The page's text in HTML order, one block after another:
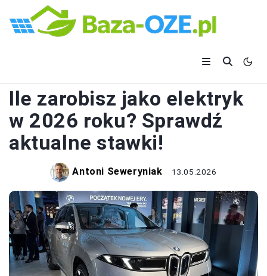
Ile zarobisz jako elektryk
w 2026 roku? Sprawdź
aktualne stawki!
Antoni Seweryniak 13.05.2026